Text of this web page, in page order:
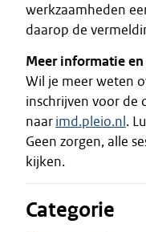
werkzaamheden
daarop de
Meer informatie
Wil je meer weten
inschrijven voor de
naarimd.pleio.nl .
Geen zorgen, alle
kijken.
Categorie